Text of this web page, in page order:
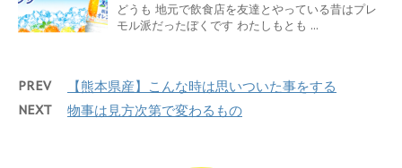
どうも 地元で飲食店を友達とやっている昔はプレ
モル派だったぼくです わたしもとも ...
PREV 【熊本県産】こんな時は思いついた事をする
NEXT 物事は見方次第で変わるもの